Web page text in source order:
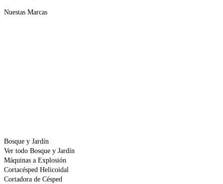
Nuestas Marcas
Bosque y Jardín
Ver todo Bosque y Jardín
Máquinas a Explosión
Cortacésped Helicoidal
Cortadora de Césped